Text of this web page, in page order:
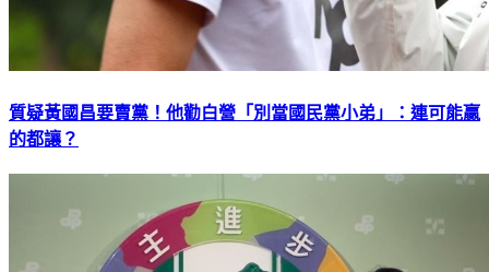
質疑黃國昌要賣黨！他勸白營「別當國民黨小弟」：連可能贏
的都讓？